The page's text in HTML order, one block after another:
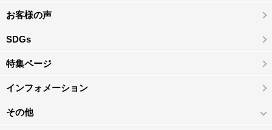
お客様の声
SDGs
特集ページ
インフォメーション
その他